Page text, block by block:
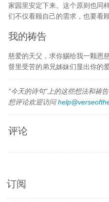
家园里安定下来。这个原则也同
们不仅看顾自己的需求，也要看
我的祷告
慈爱的天父，求你赐给我一颗恩
督里受苦的弟兄姊妹们显出你的
"今天的诗句"上的这些想法和祷
想评论欢迎访问
评论
订阅